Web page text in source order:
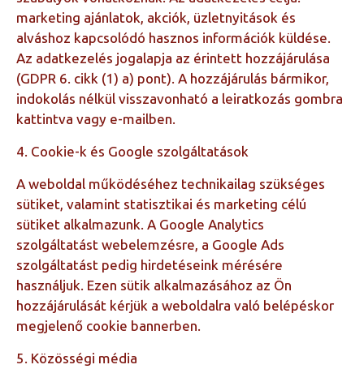
marketing ajánlatok, akciók, üzletnyitások és
alváshoz kapcsolódó hasznos információk küldése.
Az adatkezelés jogalapja az érintett hozzájárulása
(GDPR 6. cikk (1) a) pont). A hozzájárulás bármikor,
indokolás nélkül visszavonható a leiratkozás gombra
kattintva vagy e-mailben.
4. Cookie-k és Google szolgáltatások
A weboldal működéséhez technikailag szükséges
sütiket, valamint statisztikai és marketing célú
sütiket alkalmazunk. A Google Analytics
szolgáltatást webelemzésre, a Google Ads
szolgáltatást pedig hirdetéseink mérésére
használjuk. Ezen sütik alkalmazásához az Ön
hozzájárulását kérjük a weboldalra való belépéskor
megjelenő cookie bannerben.
5. Közösségi média